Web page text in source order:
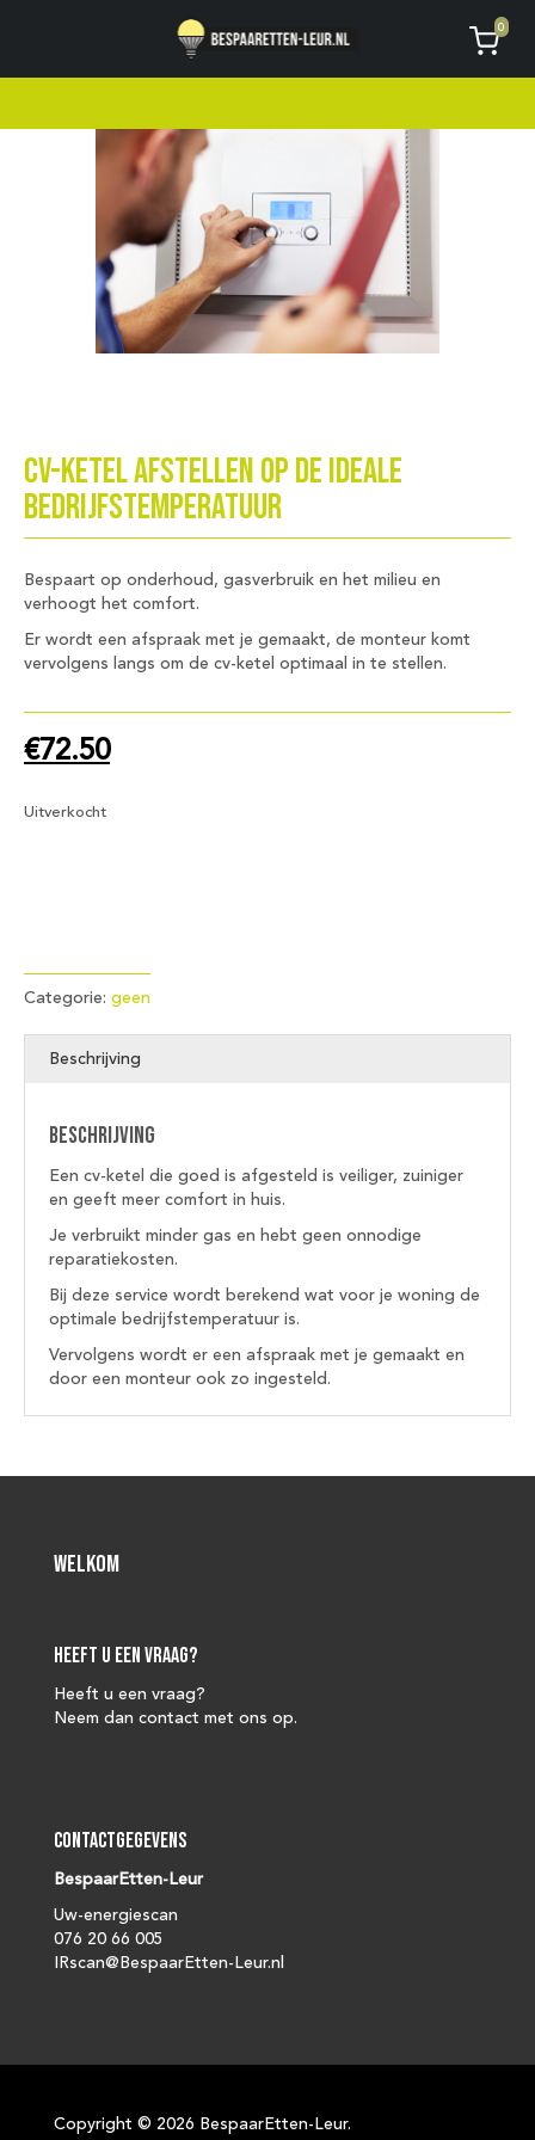
Geen code ontvangen of kwijt?
AVG
CV-ketel afstellen op de ideale
bedrijfstemperatuur
Bespaart op onderhoud, gasverbruik en het milieu en
verhoogt het comfort.
Er wordt een afspraak met je gemaakt, de monteur komt
vervolgens langs om de cv-ketel optimaal in te stellen.
€72.50
Uitverkocht
Categorie: geen
Beschrijving
Beschrijving
Een cv-ketel die goed is afgesteld is veiliger, zuiniger
en geeft meer comfort in huis.
Je verbruikt minder gas en hebt geen onnodige
reparatiekosten.
Bij deze service wordt berekend wat voor je woning de
optimale bedrijfstemperatuur is.
Vervolgens wordt er een afspraak met je gemaakt en
door een monteur ook zo ingesteld.
Welkom
Heeft u een vraag?
Heeft u een vraag?
Neem dan contact met ons op.
Contactgegevens
BespaarEtten-Leur
Uw-energiescan
076 20 66 005
IRscan@BespaarEtten-Leur.nl
Copyright © 2026 BespaarEtten-Leur.
0